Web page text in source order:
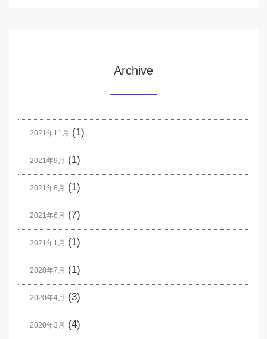
Archive
2021年11月 (1)
2021年9月 (1)
2021年8月 (1)
2021年6月 (7)
2021年1月 (1)
2020年7月 (1)
2020年4月 (3)
2020年3月 (4)